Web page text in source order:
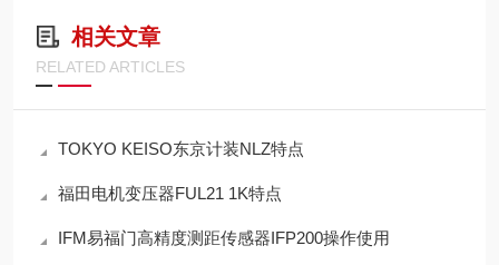
相关文章
RELATED ARTICLES
TOKYO KEISO东京计装NLZ特点
福田电机变压器FUL21 1K特点
IFM易福门高精度测距传感器IFP200操作使用